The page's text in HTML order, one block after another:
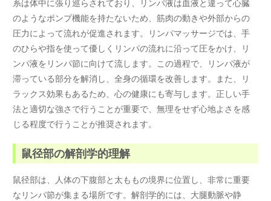
系は体中に張り巡らされており、リンパ液は血液と違って心臓
のようなポンプ機能を持たないため、筋肉の動きや外部からの
圧力によって流れが促進されます。リンパマッサージでは、手
のひらや指を使って優しくリンパの流れに沿って圧をかけ、リ
ンパ液をリンパ節に向けて流します。この過程で、リンパ液が
滞っている部分を解消し、全身の循環を改善します。また、リ
ラックス効果もあるため、心の健康にも寄与します。正しい手
法と適切な強さで行うことが重要で、無理をせず心地よさを感
じる程度で行うことが推奨されます。
鼠径部の解剖学的理解
鼠径部は、人体の下腹部と太ももの境界に位置し、非常に重要
なリンパ節が集まる場所です。解剖学的には、大腿動脈や静